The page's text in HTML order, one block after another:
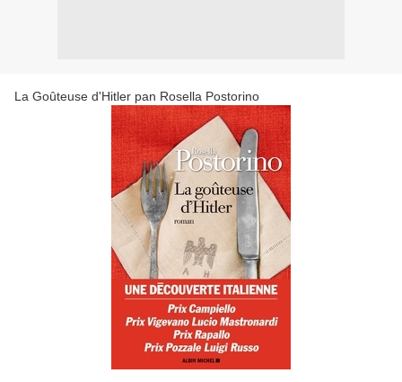
La Goûteuse d'Hitler pan Rosella Postorino